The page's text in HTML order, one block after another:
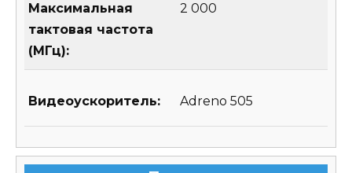
Максимальная
тактовая частота
(МГц):
2 000
Видеоускоритель: Adreno 505